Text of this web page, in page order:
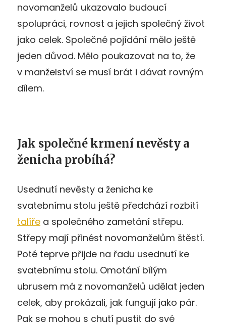
novomanželů ukazovalo budoucí
spolupráci, rovnost a jejich společný život
jako celek. Společné pojídání mělo ještě
jeden důvod. Mělo poukazovat na to, že
v manželství se musí brát i dávat rovným
dílem.
Jak společné krmení nevěsty a
ženicha probíhá?
Usednutí nevěsty a ženicha ke
svatebnímu stolu ještě předchází rozbití
talíře a společného zametání střepu.
Střepy mají přinést novomanželům štěstí.
Poté teprve přijde na řadu usednutí ke
svatebnímu stolu. Omotání bílým
ubrusem má z novomanželů udělat jeden
celek, aby prokázali, jak fungují jako pár.
Pak se mohou s chutí pustit do své